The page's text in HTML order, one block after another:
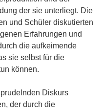
der sie unterliegt. Die
und Schüler diskutierten
Erfahrungen und
die aufkeimende
sie selbst für die
können.
Diskurs
der durch die